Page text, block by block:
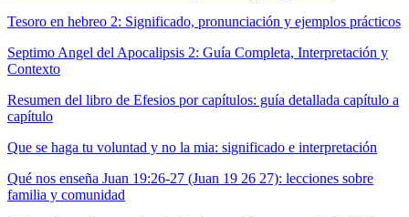
Tesoro en hebreo 2: Significado, pronunciación y ejemplos prácticos
Septimo Angel del Apocalipsis 2: Guía Completa, Interpretación y
Contexto
Resumen del libro de Efesios por capítulos: guía detallada capítulo a
capítulo
Que se haga tu voluntad y no la mia: significado e interpretación
Qué nos enseña Juan 19:26-27 (Juan 19 26 27): lecciones sobre
familia y comunidad